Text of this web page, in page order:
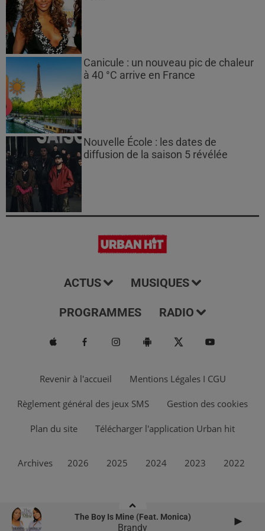
The Boy Is Mine (feat. Monica)
Brandy
Canicule : un nouveau pic de chaleur
à 40 °C arrive en France
Nouvelle École : les dates de
diffusion de la saison 5 révélée
ACTUS MUSIQUES
PROGRAMMES RADIO
Revenir à l'accueil Mentions Légales I CGU
Règlement général des jeux SMS Gestion des cookies
Plan du site Télécharger l'application Urban hit
Archives 2026 2025 2024 2023 2022